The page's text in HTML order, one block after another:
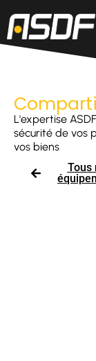
L'expertise
sécurité de vos
vos biens
Tous